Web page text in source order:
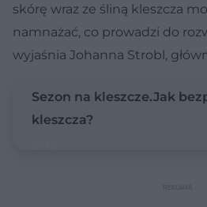
skórę wraz ze śliną kleszcza
namnażać, co prowadzi do
wyjaśnia Johanna Strobl,
Sezon na kleszcze.Jak
kleszcza?